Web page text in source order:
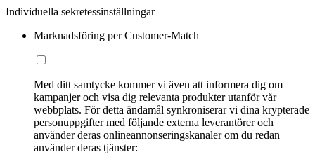
Individuella sekretessinställningar
Marknadsföring per Customer-Match
Med ditt samtycke kommer vi även att informera dig om
kampanjer och visa dig relevanta produkter utanför vår
webbplats. För detta ändamål synkroniserar vi dina krypterade
personuppgifter med följande externa leverantörer och
använder deras onlineannonseringskanaler om du redan
använder deras tjänster: